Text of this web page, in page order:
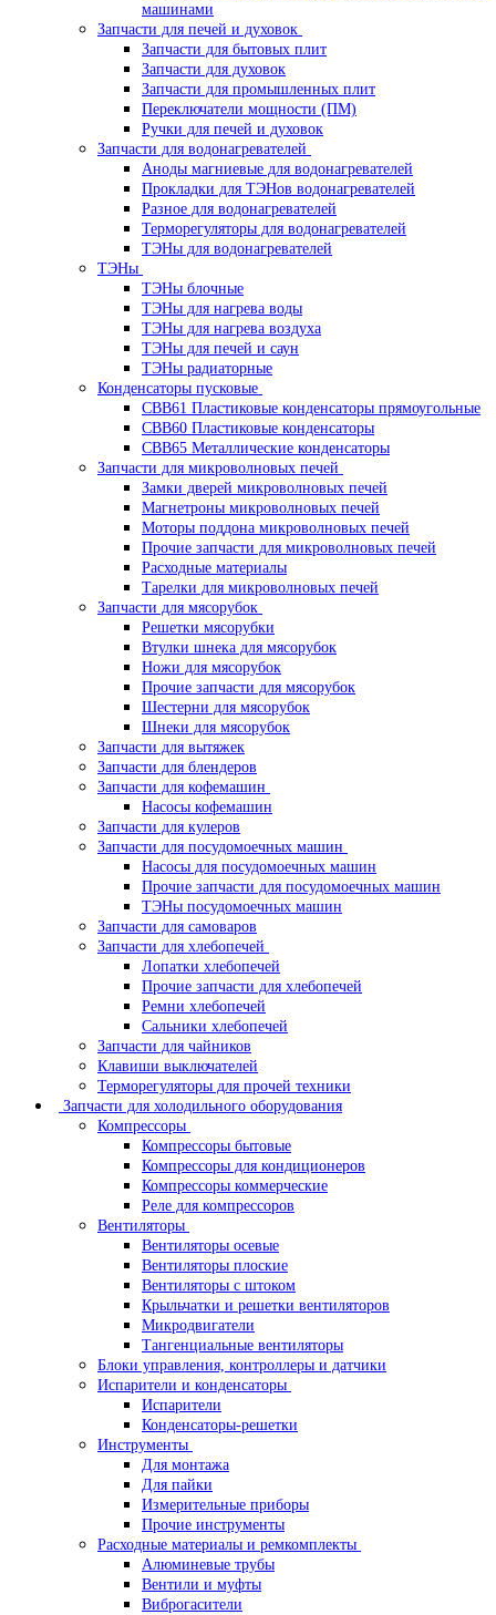
машинами
Запчасти для печей и духовок
Запчасти для бытовых плит
Запчасти для духовок
Запчасти для промышленных плит
Переключатели мощности (ПМ)
Ручки для печей и духовок
Запчасти для водонагревателей
Аноды магниевые для водонагревателей
Прокладки для ТЭНов водонагревателей
Разное для водонагревателей
Терморегуляторы для водонагревателей
ТЭНы для водонагревателей
ТЭНы
ТЭНы блочные
ТЭНы для нагрева воды
ТЭНы для нагрева воздуха
ТЭНы для печей и саун
ТЭНы радиаторные
Конденсаторы пусковые
CBB61 Пластиковые конденсаторы прямоугольные
CBB60 Пластиковые конденсаторы
CBB65 Металлические конденсаторы
Запчасти для микроволновых печей
Замки дверей микроволновых печей
Магнетроны микроволновых печей
Моторы поддона микроволновых печей
Прочие запчасти для микроволновых печей
Расходные материалы
Тарелки для микроволновых печей
Запчасти для мясорубок
Решетки мясорубки
Втулки шнека для мясорубок
Ножи для мясорубок
Прочие запчасти для мясорубок
Шестерни для мясорубок
Шнеки для мясорубок
Запчасти для вытяжек
Запчасти для блендеров
Запчасти для кофемашин
Насосы кофемашин
Запчасти для кулеров
Запчасти для посудомоечных машин
Насосы для посудомоечных машин
Прочие запчасти для посудомоечных машин
ТЭНы посудомоечных машин
Запчасти для самоваров
Запчасти для хлебопечей
Лопатки хлебопечей
Прочие запчасти для хлебопечей
Ремни хлебопечей
Сальники хлебопечей
Запчасти для чайников
Клавиши выключателей
Терморегуляторы для прочей техники
Запчасти для холодильного оборудования
Компрессоры
Компрессоры бытовые
Компрессоры для кондиционеров
Компрессоры коммерческие
Реле для компрессоров
Вентиляторы
Вентиляторы осевые
Вентиляторы плоские
Вентиляторы с штоком
Крыльчатки и решетки вентиляторов
Микродвигатели
Тангенциальные вентиляторы
Блоки управления, контроллеры и датчики
Испарители и конденсаторы
Испарители
Конденсаторы-решетки
Инструменты
Для монтажа
Для пайки
Измерительные приборы
Прочие инструменты
Расходные материалы и ремкомплекты
Алюминевые трубы
Вентили и муфты
Виброгасители